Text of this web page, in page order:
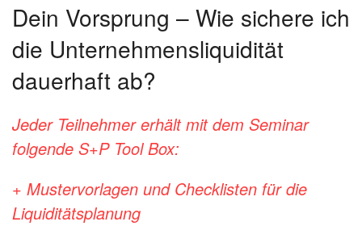
Dein Vorsprung – Wie sichere ich
die Unternehmensliquidität
dauerhaft ab?
Jeder Teilnehmer erhält mit dem Seminar
folgende S+P Tool Box:
+ Mustervorlagen und Checklisten für die
Liquiditätsplanung